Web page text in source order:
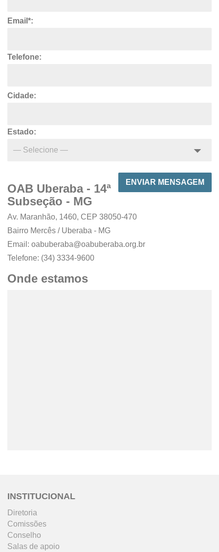
Email*:
Telefone:
Cidade:
Estado:
ENVIAR MENSAGEM
OAB Uberaba - 14ª
Subseção - MG
Av. Maranhão, 1460, CEP 38050-470
Bairro Mercês / Uberaba - MG
Email: oabuberaba@oabuberaba.org.br
Telefone: (34) 3334-9600
Onde estamos
INSTITUCIONAL
Diretoria
Comissões
Conselho
Salas de apoio